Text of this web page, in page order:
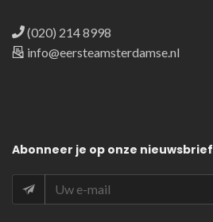
(020) 214 8998
info@eersteamsterdamse.nl
Abonneer je op onze nieuwsbrief